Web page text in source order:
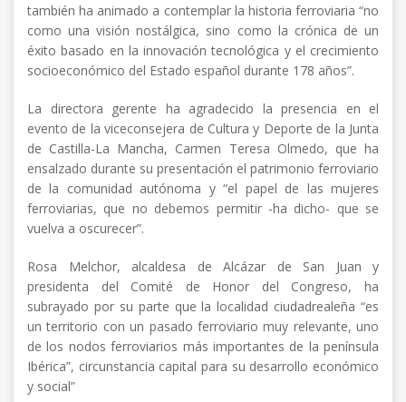
también ha animado a contemplar la historia ferroviaria “no
como una visión nostálgica, sino como la crónica de un
éxito basado en la innovación tecnológica y el crecimiento
socioeconómico del Estado español durante 178 años”.
La directora gerente ha agradecido la presencia en el
evento de la viceconsejera de Cultura y Deporte de la Junta
de Castilla-La Mancha, Carmen Teresa Olmedo, que ha
ensalzado durante su presentación el patrimonio ferroviario
de la comunidad autónoma y “el papel de las mujeres
ferroviarias, que no debemos permitir -ha dicho- que se
vuelva a oscurecer”.
Rosa Melchor, alcaldesa de Alcázar de San Juan y
presidenta del Comité de Honor del Congreso, ha
subrayado por su parte que la localidad ciudadrealeña “es
un territorio con un pasado ferroviario muy relevante, uno
de los nodos ferroviarios más importantes de la península
Ibérica”, circunstancia capital para su desarrollo económico
y social”